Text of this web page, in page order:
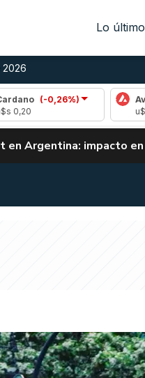
Lo último
0,26%)
Avalanche
Argentina: impacto